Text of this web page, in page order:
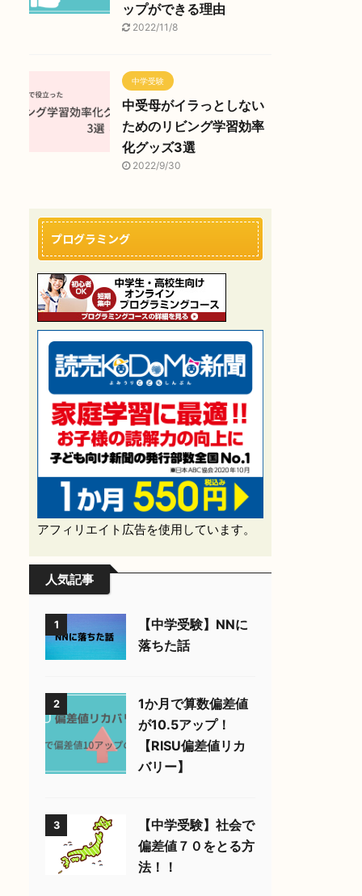
ップができる理由
2022/11/8
中学受験
中受母がイラっとしない
ためのリビング学習効率
化グッズ3選
2022/9/30
プログラミング
アフィリエイト広告を使用しています。
人気記事
1
【中学受験】NNに
落ちた話
2
1か月で算数偏差値
が10.5アップ！
【RISU偏差値リカ
バリー】
3
【中学受験】社会で
偏差値７０をとる方
法！！